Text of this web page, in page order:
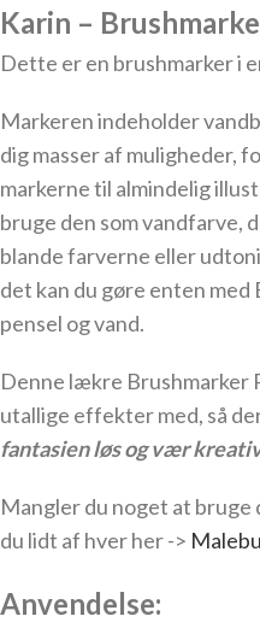
Karin –
Dette er en brushmarkeri
Markeren indeholder
dig masser af muligheder,
markerne til almindelig
bruge den som vandfarve,
blande farverne eller
det kan du gøre enten med
pensel og vand.
Denne lækre Brushmarker
utallige effekter med, så
fantasien løs og vær
Mangler du noget at bruge
du lidt af hver her ->
Anvendelse: